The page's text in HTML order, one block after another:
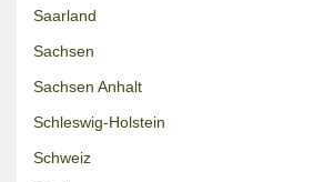
Saarland
Sachsen
Sachsen Anhalt
Schleswig-Holstein
Schweiz